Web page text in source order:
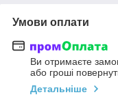
Умови оплати
Ви отримаєте
або гроші
Детальніше